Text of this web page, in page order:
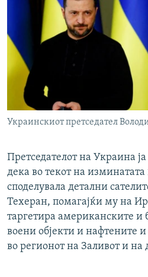
Украинскиот претседател
Претседателот на Украина
дека во текот на изминатата
споделувала детални
Техеран, помагајќи му на
таргетира американските и
воени објекти и нафтените
во регионот на Заливот и на